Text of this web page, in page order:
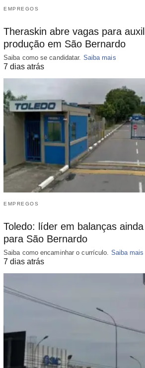
EMPREGOS
Theraskin abre vagas para
produção em São Bernardo
Saiba como se candidatar. Saiba mais
7 dias atrás
EMPREGOS
Toledo: líder em balanças
para São Bernardo
Saiba como encaminhar o currículo. Saiba mais
7 dias atrás